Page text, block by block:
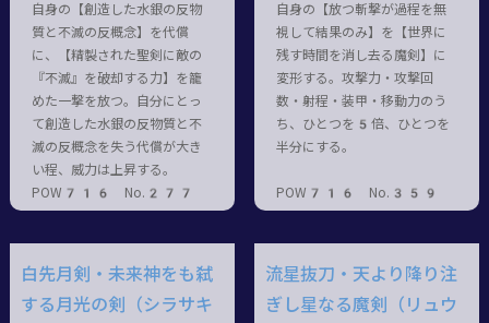
自身の【創造した水銀の反物
質と不滅の反概念】を代償
に、【精製された聖剣に敵の
『不滅』を破却する力】を籠
めた一撃を放つ。自分にとっ
て創造した水銀の反物質と不
滅の反概念を失う代償が大き
い程、威力は上昇する。
POW716 No.277
自身の【放つ斬撃が過程を無
視して結果のみ】を【世界に
残す時間を消し去る魔剣】に
変形する。攻撃力・攻撃回
数・射程・装甲・移動力のう
ち、ひとつを5倍、ひとつを
半分にする。
POW716 No.359
白先月剣・未来神をも弑
する月光の剣（シラサキ
流星抜刀・天より降り注
ぎし星なる魔剣（リュウ